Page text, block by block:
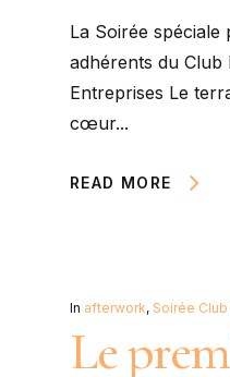
La Soirée spéciale
adhérents du Club
Entreprises Le
cœur...
READ MORE
In afterwork, Soirée Club
Le